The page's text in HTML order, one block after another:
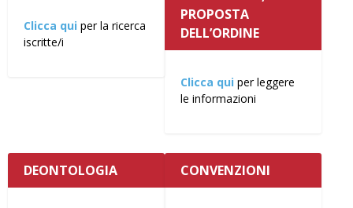
Clicca qui per la ricerca
iscritte/i
PROPOSTA
DELL’ORDINE
Clicca qui per leggere
le informazioni
DEONTOLOGIA CONVENZIONI